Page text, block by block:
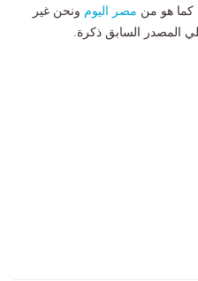
كما هو من مصر اليوم ونحن غير
المصدر السابق ذكرة.